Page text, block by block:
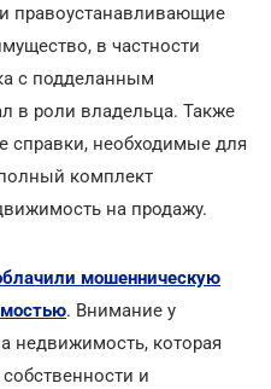
правоустанавливающие
в частности
с подделанным
в роли владельца. Также
справки, необходимые для
комплект
на продажу.
мошенническую
. Внимание у
которая
и